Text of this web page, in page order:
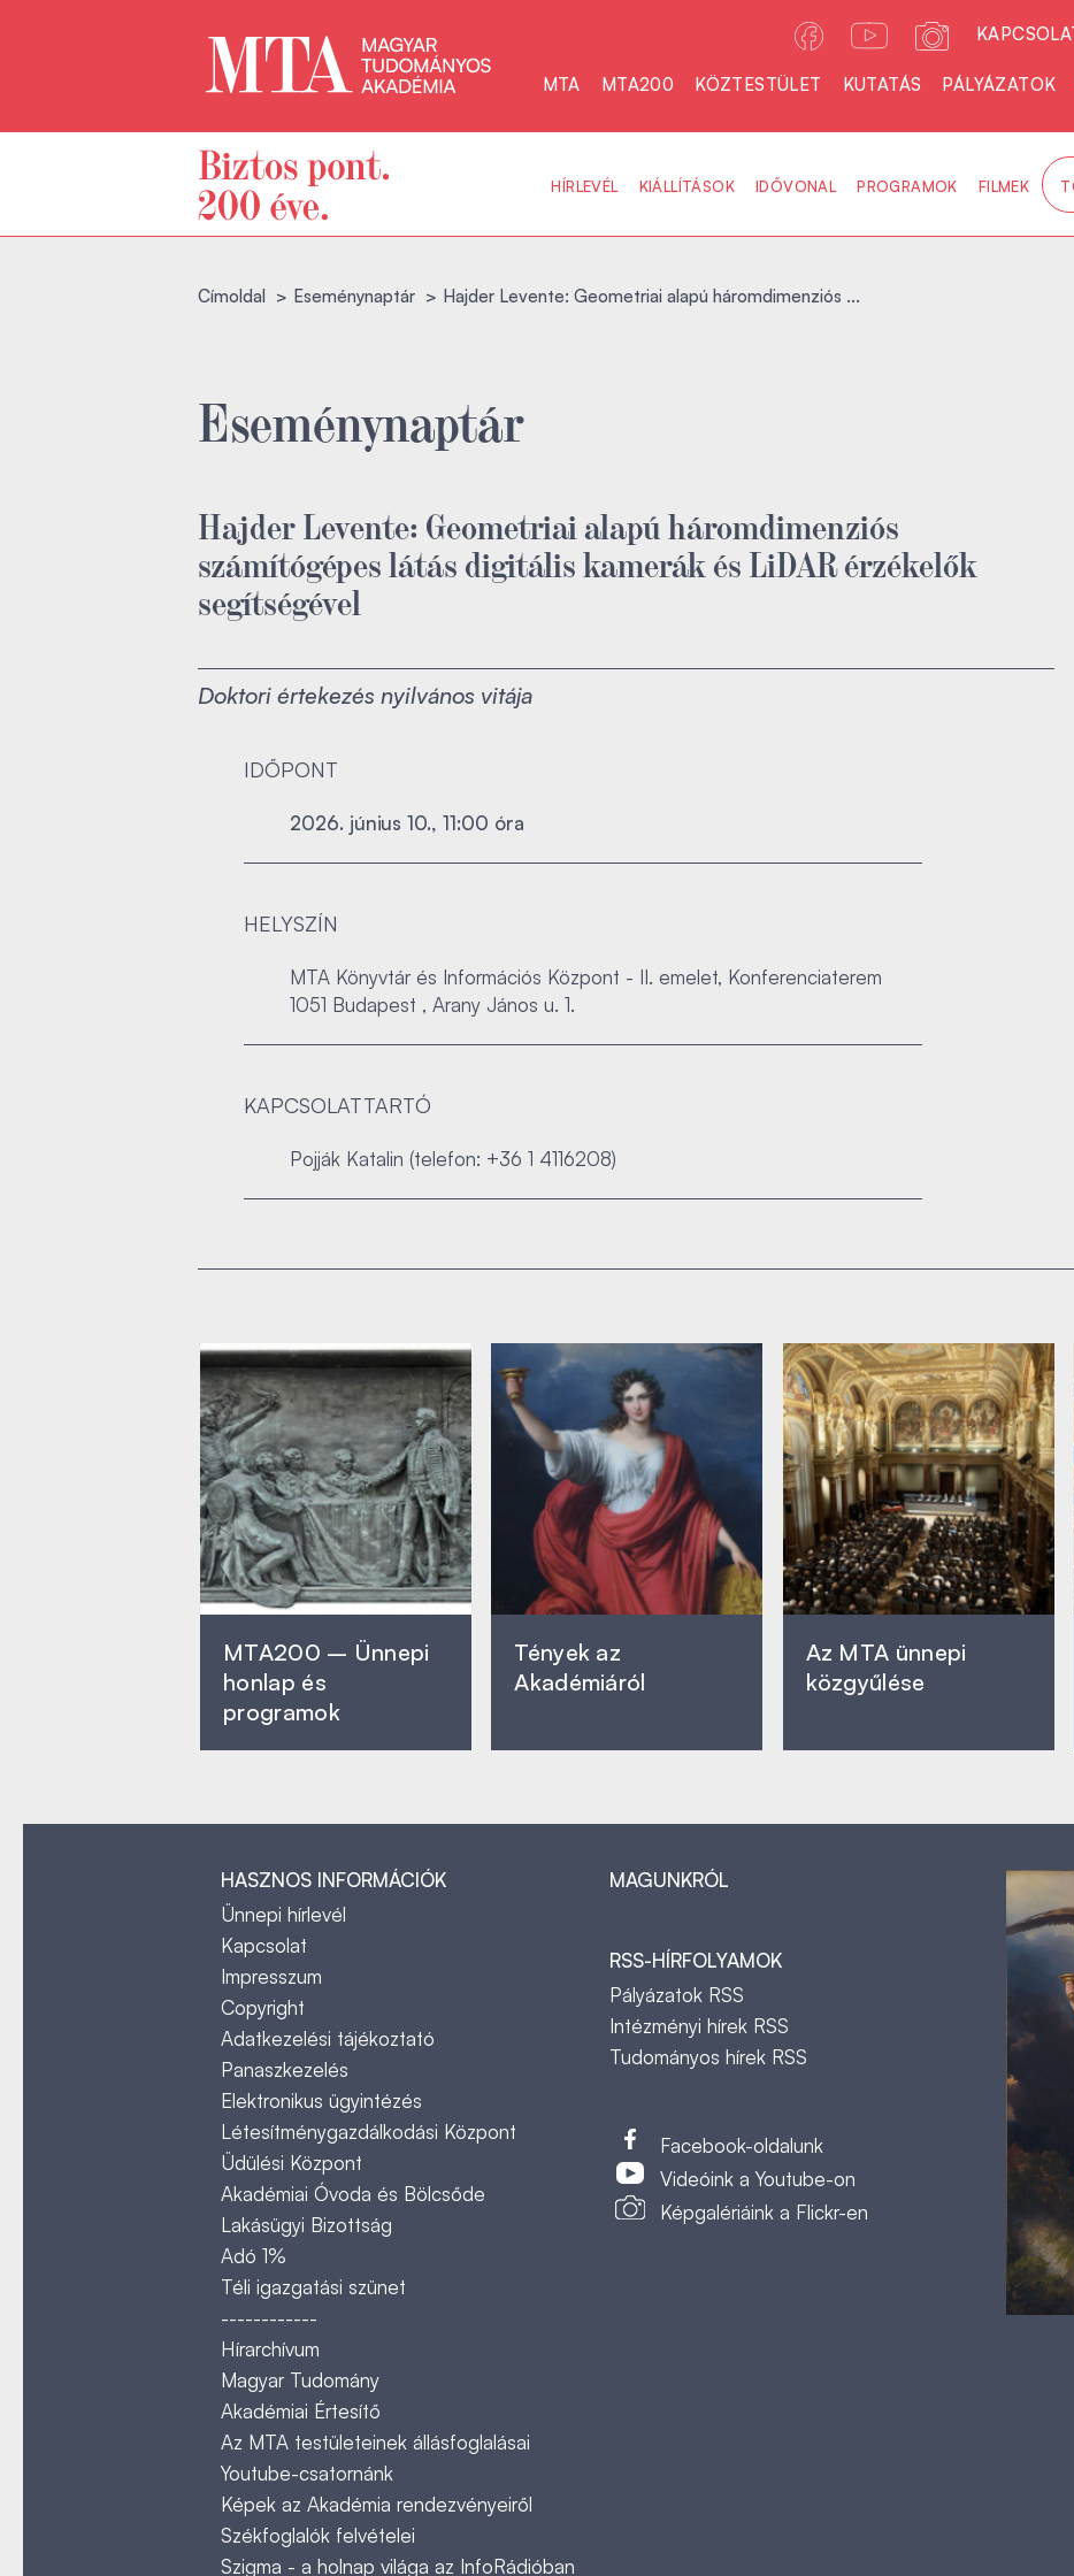
MTA MTA200 KÖZTESTÜLET KUTATÁS PÁLYÁZATOK
HÍRLEVÉL KIÁLLÍTÁSOK IDŐVONAL PROGRAMOK FILMEK
Címoldal Eseménynaptár Hajder Levente: Geometriai alapú háromdimenziós ...
Eseménynaptár
Hajder Levente: Geometriai alapú háromdimenziós
számítógépes látás digitális kamerák és LiDAR érzékelők
segítségével
Doktori értekezés nyilvános vitája
IDŐPONT
2026. június 10., 11:00 óra
HELYSZÍN
MTA Könyvtár és Információs Központ - II. emelet, Konferenciaterem
1051 Budapest , Arany János u. 1.
KAPCSOLATTARTÓ
Pojják Katalin (telefon: +36 1 4116208)
MTA200 – Ünnepi
honlap és
programok
Tények az
Akadémiáról
Az MTA ünnepi
közgyűlése
HASZNOS INFORMÁCIÓK
Ünnepi hírlevél
Kapcsolat
Impresszum
Copyright
Adatkezelési tájékoztató
Panaszkezelés
Elektronikus ügyintézés
Létesítménygazdálkodási Központ
Üdülési Központ
Akadémiai Óvoda és Bölcsőde
Lakásügyi Bizottság
Adó 1%
Téli igazgatási szünet
------------
Hírarchívum
Magyar Tudomány
Akadémiai Értesítő
Az MTA testületeinek állásfoglalásai
Youtube-csatornánk
Képek az Akadémia rendezvényeiről
Székfoglalók felvételei
Szigma - a holnap világa az InfoRádióban
MAGUNKRÓL
RSS-HÍRFOLYAMOK
Pályázatok RSS
Intézményi hírek RSS
Tudományos hírek RSS
Facebook-oldalunk
Videóink a Youtube-on
Képgalériáink a Flickr-en